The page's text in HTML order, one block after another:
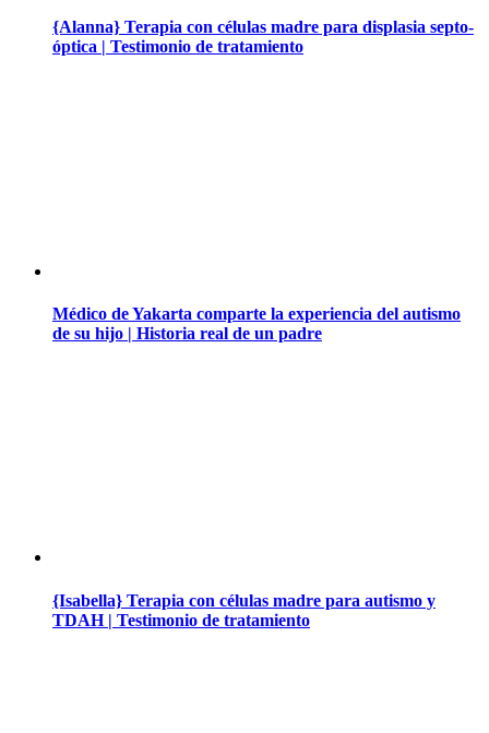
{Alanna} Terapia con células madre para displasia septo-
óptica | Testimonio de tratamiento
Médico de Yakarta comparte la experiencia del autismo
de su hijo | Historia real de un padre
{Isabella} Terapia con células madre para autismo y
TDAH | Testimonio de tratamiento